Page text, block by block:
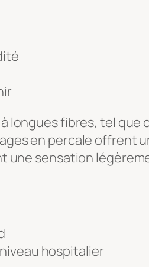
longues fibres, tel
en percale offrent
une sensation
hospitalier